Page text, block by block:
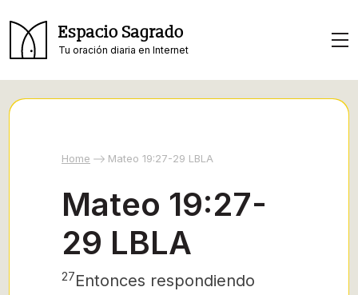
Espacio Sagrado
Tu oración diaria en Internet
Home Mateo 19:27-29 LBLA
Mateo 19:27-
29 LBLA
27Entonces respondiendo